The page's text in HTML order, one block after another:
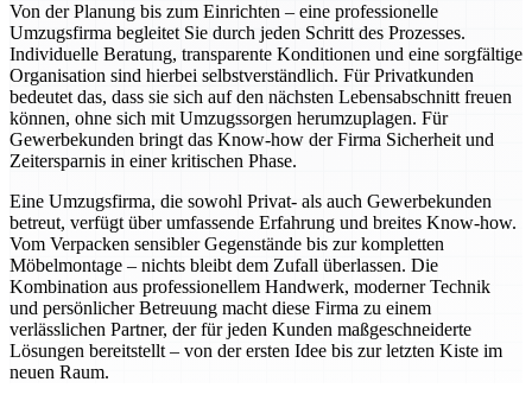
Von der Planung bis zum Einrichten – eine professionelle
Umzugsfirma begleitet Sie durch jeden Schritt des Prozesses.
Individuelle Beratung, transparente Konditionen und eine sorgfältige
Organisation sind hierbei selbstverständlich. Für Privatkunden
bedeutet das, dass sie sich auf den nächsten Lebensabschnitt freuen
können, ohne sich mit Umzugssorgen herumzuplagen. Für
Gewerbekunden bringt das Know-how der Firma Sicherheit und
Zeitersparnis in einer kritischen Phase.
Eine Umzugsfirma, die sowohl Privat- als auch Gewerbekunden
betreut, verfügt über umfassende Erfahrung und breites Know-how.
Vom Verpacken sensibler Gegenstände bis zur kompletten
Möbelmontage – nichts bleibt dem Zufall überlassen. Die
Kombination aus professionellem Handwerk, moderner Technik
und persönlicher Betreuung macht diese Firma zu einem
verlässlichen Partner, der für jeden Kunden maßgeschneiderte
Lösungen bereitstellt – von der ersten Idee bis zur letzten Kiste im
neuen Raum.